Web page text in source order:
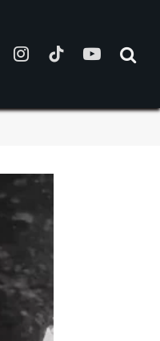
InstagramTikTokYouTube